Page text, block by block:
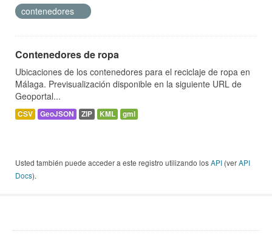
contenedores
Contenedores de ropa
Ubicaciones de los contenedores para el reciclaje de ropa en
Málaga. Previsualización disponible en la siguiente URL de
Geoportal...
CSV GeoJSON ZIP KML gml
Usted también puede acceder a este registro utilizando losAPI (verAPI
Docs).